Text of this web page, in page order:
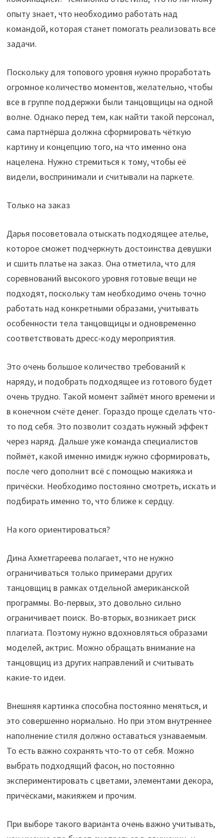
опыту знает, что необходимо работать над
командой, которая станет помогать реализовать все
задачи.
Поскольку для топового уровня нужно проработать
огромное количество моментов, желательно, чтобы
все в группе поддержки были танцовщицы на одной
волне. Однако перед тем, как найти такой персонал,
сама партнёрша должна сформировать чёткую
картину и концепцию того, на что именно она
нацелена. Нужно стремиться к тому, чтобы её
видели, воспринимали и считывали на паркете.
Только на заказ
Дарья посоветовала отыскать подходящее ателье,
которое сможет подчеркнуть достоинства девушки
и сшить платье на заказ. Она отметила, что для
соревнований высокого уровня готовые вещи не
подходят, поскольку там необходимо очень точно
работать над конкретными образами, учитывать
особенности тела танцовщицы и одновременно
соответствовать дресс-коду мероприятия.
Это очень большое количество требований к
наряду, и подобрать подходящее из готового будет
очень трудно. Такой момент займёт много времени и
в конечном счёте денег. Гораздо проще сделать что-
то под себя. Это позволит создать нужный эффект
через наряд. Дальше уже команда специалистов
поймёт, какой именно имидж нужно сформировать,
после чего дополнит всё с помощью макияжа и
причёски. Необходимо постоянно смотреть, искать и
подбирать именно то, что ближе к сердцу.
На кого ориентироваться?
Дина Ахметгареева полагает, что не нужно
ограничиваться только примерами других
танцовщиц в рамках отдельной американской
программы. Во-первых, это довольно сильно
ограничивает поиск. Во-вторых, возникает риск
плагиата. Поэтому нужно вдохновляться образами
моделей, актрис. Можно обращать внимание на
танцовщиц из других направлений и считывать
какие-то идеи.
Внешняя картинка способна постоянно меняться, и
это совершенно нормально. Но при этом внутреннее
наполнение стиля должно оставаться узнаваемым.
То есть важно сохранять что-то от себя. Можно
выбрать подходящий фасон, но постоянно
экспериментировать с цветами, элементами декора,
причёсками, макияжем и прочим.
При выборе такого варианта очень важно учитывать,